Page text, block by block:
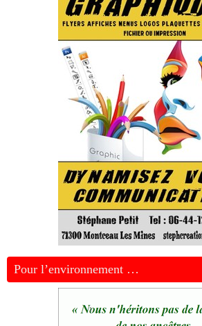
Pour l’environnement …